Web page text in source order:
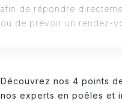
afin de répondre
ou de prévoir un rendez-
Découvrez nos 4 points
nos experts en poêles et